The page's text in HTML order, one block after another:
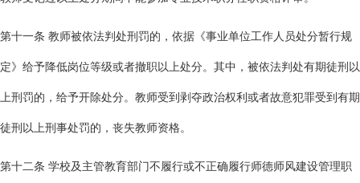
第十一条 教师被依法判处刑罚的，依据《事业单位工作人员处分暂行规
定》给予降低岗位等级或者撤职以上处分。其中，被依法判处有期徒刑以
上刑罚的，给予开除处分。教师受到剥夺政治权利或者故意犯罪受到有期
徒刑以上刑事处罚的，丧失教师资格。
第十二条 学校及主管教育部门不履行或不正确履行师德师风建设管理职